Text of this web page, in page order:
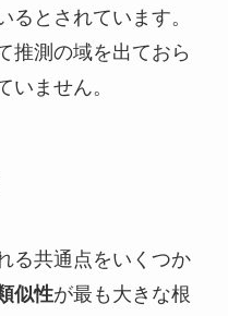
るとされています。
推測の域を出ておら
いません。
る共通点をいくつか
似性が最も大きな根